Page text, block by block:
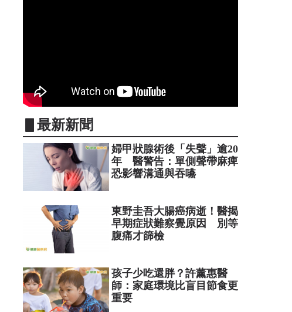
▋最新新聞
婦甲狀腺術後「失聲」逾20
年 醫警告：單側聲帶麻痺
恐影響溝通與吞嚥
東野圭吾大腸癌病逝！醫揭
早期症狀難察覺原因 別等
腹痛才篩檢
孩子少吃還胖？許薰惠醫
師：家庭環境比盲目節食更
重要